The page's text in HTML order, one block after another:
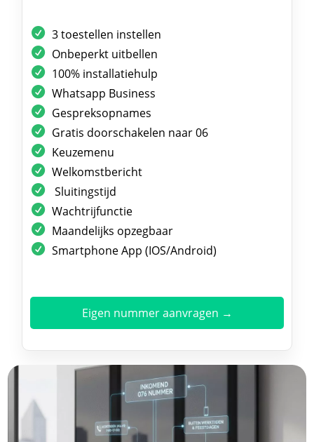
3 toestellen instellen
Onbeperkt uitbellen
100% installatiehulp
Whatsapp Business
Gespreksopnames
Gratis doorschakelen naar 06
Keuzemenu
Welkomstbericht
Sluitingstijd
Wachtrijfunctie
Maandelijks opzegbaar
Smartphone App (IOS/Android)
Eigen nummer aanvragen →